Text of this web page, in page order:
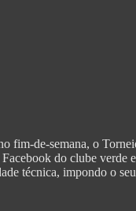
fim-de-semana, o
do clube verde
técnica, impondo o